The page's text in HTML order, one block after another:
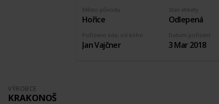
Pořízeno kde, od koho
Jan Vajčner
Stav etikety
Odlepená
Datum pořízení
3 Mar 2018
Město původu
Hořice
VÝROBCE
KRAKONOŠ